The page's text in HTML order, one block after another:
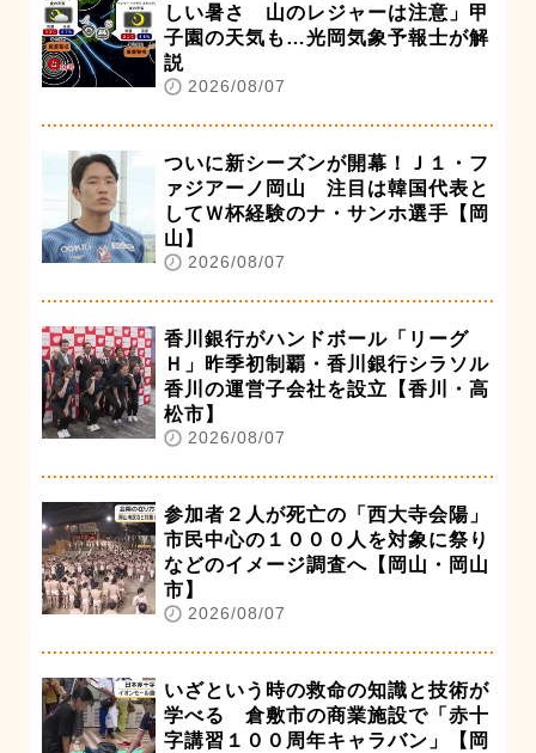
しい暑さ 山のレジャーは注意」甲
子園の天気も…光岡気象予報士が解
説
2026/08/07
ついに新シーズンが開幕！Ｊ１・フ
ァジアーノ岡山 注目は韓国代表と
してＷ杯経験のナ・サンホ選手【岡
山】
2026/08/07
香川銀行がハンドボール「リーグ
Ｈ」昨季初制覇・香川銀行シラソル
香川の運営子会社を設立【香川・高
松市】
2026/08/07
参加者２人が死亡の「西大寺会陽」
市民中心の１０００人を対象に祭り
などのイメージ調査へ【岡山・岡山
市】
2026/08/07
いざという時の救命の知識と技術が
学べる 倉敷市の商業施設で「赤十
字講習１００周年キャラバン」【岡